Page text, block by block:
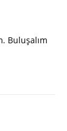
Buluşalım